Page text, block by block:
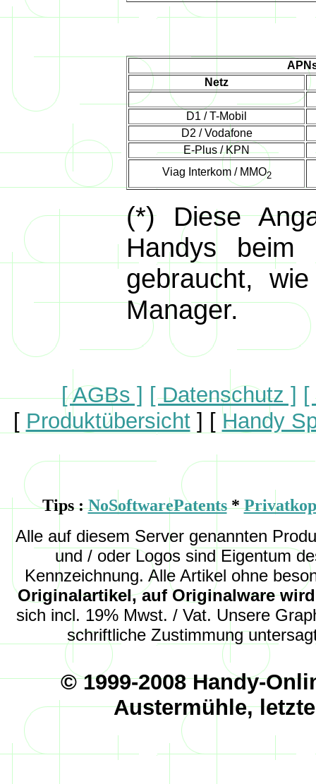
Netz
D1 / T-Mobil
D2 / Vodafone
E-Plus / KPN
Viag Interkom / MMO2
(*) Diese
Handys beim
gebraucht,
Manager.
[ AGBs ] [ Datenschutz ]
[ Produktübersicht] [ Handy
Tips :NoSoftwarePatents*
Alle auf diesem Server genannten
und / oder Logos sind Eigentum
Kennzeichnung. Alle Artikel ohne
Originalartikel, auf Originalware
sich incl. 19% Mwst. / Vat. Unsere
schriftliche Zustimmung
© 1999-2008 Handy-
Austermühle,